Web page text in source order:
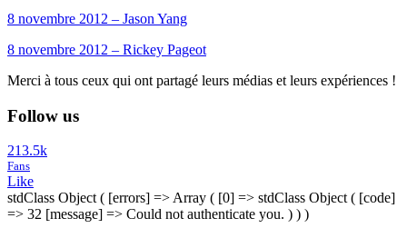
8 novembre 2012 – Jason Yang
8 novembre 2012 – Rickey Pageot
Merci à tous ceux qui ont partagé leurs médias et leurs expériences !
Follow us
213.5k
Fans
Like
stdClass Object ( [errors] => Array ( [0] => stdClass Object ( [code]
=> 32 [message] => Could not authenticate you. ) ) )